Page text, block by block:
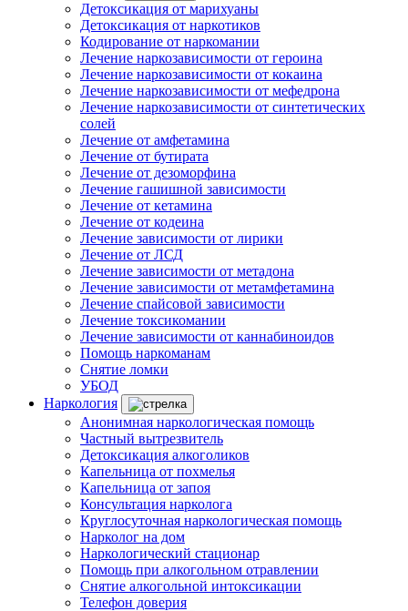
Детоксикация от марихуаны
Детоксикация от наркотиков
Кодирование от наркомании
Лечение наркозависимости от героина
Лечение наркозависимости от кокаина
Лечение наркозависимости от мефедрона
Лечение наркозависимости от синтетических
солей
Лечение от амфетамина
Лечение от бутирата
Лечение от дезоморфина
Лечение гашишной зависимости
Лечение от кетамина
Лечение от кодеина
Лечение зависимости от лирики
Лечение от ЛСД
Лечение зависимости от метадона
Лечение зависимости от метамфетамина
Лечение спайсовой зависимости
Лечение токсикомании
Лечение зависимости от каннабиноидов
Помощь наркоманам
Снятие ломки
УБОД
Наркология
Анонимная наркологическая помощь
Частный вытрезвитель
Детоксикация алкоголиков
Капельница от похмелья
Капельница от запоя
Консультация нарколога
Круглосуточная наркологическая помощь
Нарколог на дом
Наркологический стационар
Помощь при алкогольном отравлении
Снятие алкогольной интоксикации
Телефон доверия